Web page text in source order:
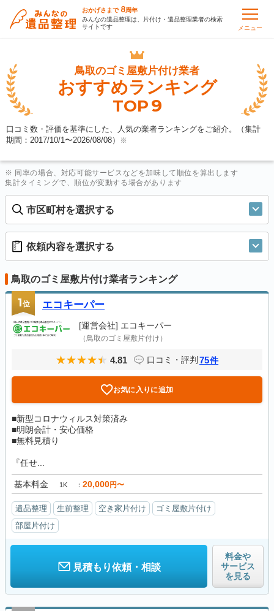
おかげさまで 8周年
みんなの遺品整理は、片付け・遺品整理業者の検索
サイトです
メニュー
鳥取のゴミ屋敷片付け業者
おすすめランキング
TOP9
口コミ数・評価を基準にした、人気の業者ランキングをご紹介。（集計
期間：2017/10/1〜2026/08/08） ※
※ 同率の場合、対応可能サービスなどを加味して順位を算出します
集計タイミングで、順位が変動する場合があります
市区町村を選択する
依頼内容を選択する
鳥取のゴミ屋敷片付け業者ランキング
1位 エコキーパー
[運営会社] エコキーパー
（鳥取のゴミ屋敷片付け）
4.81 口コミ・評判 75件
お気に入りに追加
■新型コロナウィルス対策済み
■明朗会計・安心価格
■無料見積り
『任せ...
基本料金 1K 20,000円〜
遺品整理 生前整理 空き家片付け
ゴミ屋敷片付け
部屋片付け
見積もり依頼・相談
料金や
サービス
を見る